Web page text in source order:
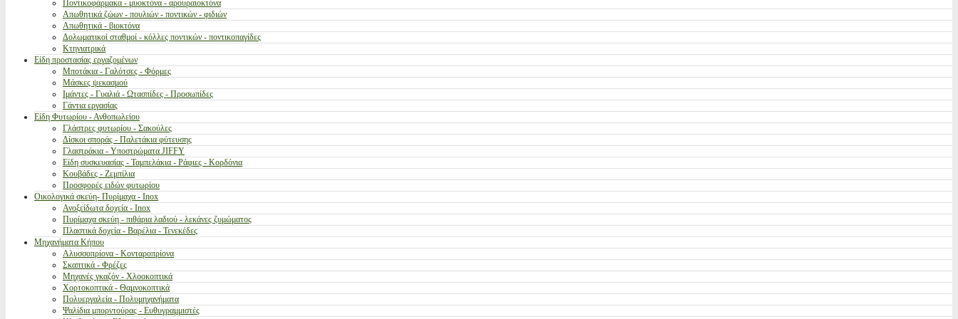
Ποντικοφάρμακα - μυοκτόνα - αρουραιοκτόνα
Απωθητικά ζώων - πουλιών - ποντικών - φιδιών
Απωθητικά - βιοκτόνα
Δολωματικοί σταθμοί - κόλλες ποντικών - ποντικοπαγίδες
Κτηνιατρικά
Είδη προστασίας εργαζομένων
Μποτάκια - Γαλότσες - Φόρμες
Μάσκες ψεκασμού
Ιμάντες - Γυαλιά - Ωτασπίδες - Προσωπίδες
Γάντια εργασίας
Είδη Φυτωρίου - Ανθοπωλείου
Γλάστρες φυτωρίου - Σακούλες
Δίσκοι σποράς - Παλετάκια φύτευσης
Γλαστράκια - Υποστρώματα JIFFY
Είδη συσκευασίας - Ταμπελάκια - Ράφιες - Κορδόνια
Κουβάδες - Ζεμπίλια
Προσφορές ειδών φυτωρίου
Οικολογικά σκεύη- Πυρίμαχα - Inox
Ανοξείδωτα δοχεία - Inox
Πυρίμαχα σκεύη - πιθάρια λαδιού - λεκάνες ζυμώματος
Πλαστικά δοχεία - Βαρέλια - Τενεκέδες
Μηχανήματα Κήπου
Αλυσσοπρίονα - Κονταροπρίονα
Σκαπτικά - Φρέζες
Μηχανές γκαζόν - Χλοοκοπτικά
Χορτοκοπτικά - Θαμνοκοπτικά
Πολυεργαλεία - Πολυμηχανήματα
Ψαλίδια μπορντούρας - Ευθυγραμμιστές